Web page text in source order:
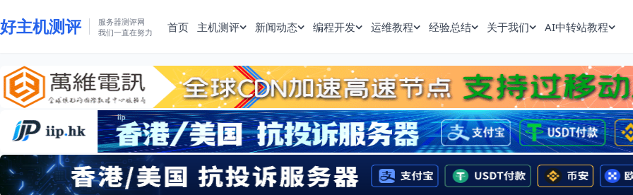
好主机测评
服务器测评网
我们一直在努力
首页 主机测评 新闻动态 编程开发 运维教程 经验总结 关于我们 AI中转站教程